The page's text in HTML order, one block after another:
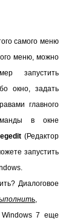
самого меню
меню, можно
запустить
окно, задать
главного
в окне
(Редактор
запустить
Диалоговое
,
7 еще